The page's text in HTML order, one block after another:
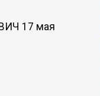
17 мая